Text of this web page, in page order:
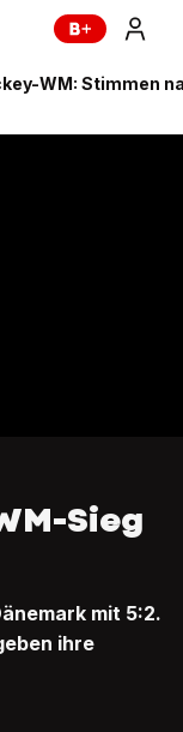
WM: Stimmen
Sieg
mit 5:2.
ihre